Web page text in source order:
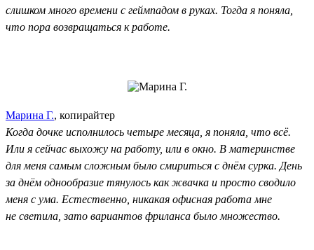
слишком много времени с геймпадом в руках. Тогда я поняла,
что пора возвращаться к работе.
Марина Г., копирайтер
Когда дочке исполнилось четыре месяца, я поняла, что всё.
Или я сейчас выхожу на работу, или в окно. В материнстве
для меня самым сложным было смириться с днём сурка. День
за днём однообразие тянулось как жвачка и просто сводило
меня с ума. Естественно, никакая офисная работа мне
не светила, зато вариантов фриланса было множество.